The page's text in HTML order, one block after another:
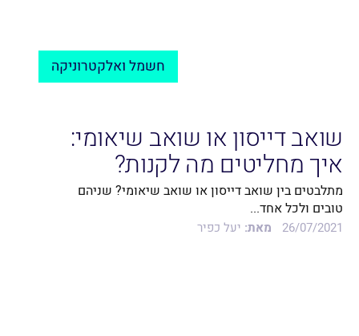
חשמל ואלקטרוניקה
שואב דייסון או שואב שיאומי:
איך מחליטים מה לקנות?
מתלבטים בין שואב דייסון או שואב שיאומי? שניהם
טובים ולכל אחד...
26/07/2021 מאת: יעל כפיר